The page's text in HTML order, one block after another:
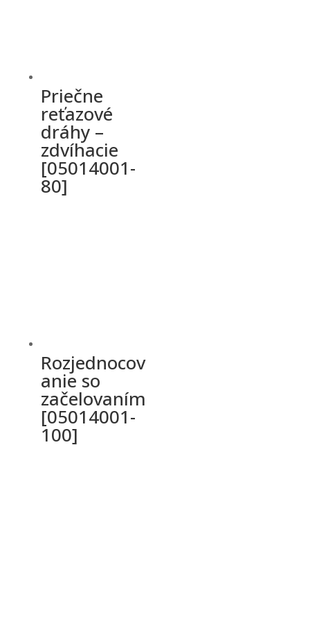
Priečne
reťazové
dráhy –
zdvíhacie
[05014001-
80]
Rozjednocov
anie so
začelovaním
[05014001-
100]